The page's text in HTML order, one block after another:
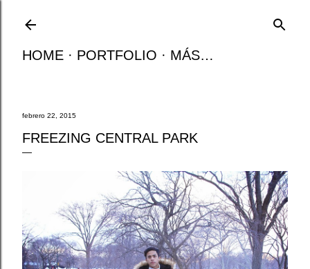
HOME PORTFOLIO MÁS…
febrero 22, 2015
FREEZING CENTRAL PARK